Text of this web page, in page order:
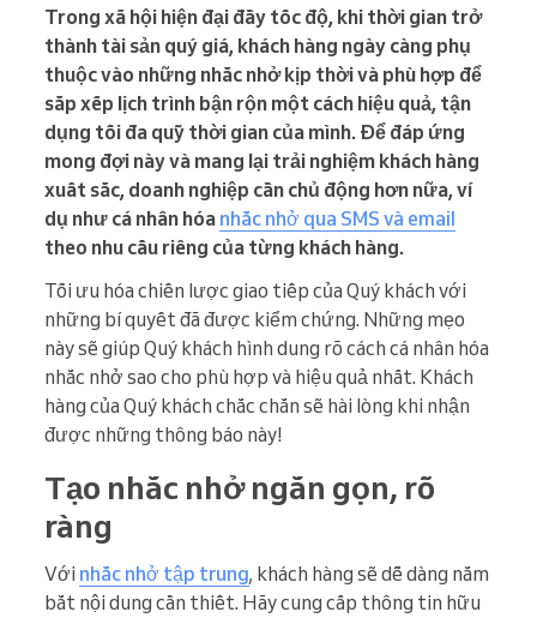
Trong xã hội hiện đại đầy tốc độ, khi thời gian trở
thành tài sản quý giá, khách hàng ngày càng phụ
thuộc vào những nhắc nhở kịp thời và phù hợp để
sắp xếp lịch trình bận rộn một cách hiệu quả, tận
dụng tối đa quỹ thời gian của mình. Để đáp ứng
mong đợi này và mang lại trải nghiệm khách hàng
xuất sắc, doanh nghiệp cần chủ động hơn nữa, ví
dụ như cá nhân hóa nhắc nhở qua SMS và email
theo nhu cầu riêng của từng khách hàng.
Tối ưu hóa chiến lược giao tiếp của Quý khách với
những bí quyết đã được kiểm chứng. Những mẹo
này sẽ giúp Quý khách hình dung rõ cách cá nhân hóa
nhắc nhở sao cho phù hợp và hiệu quả nhất. Khách
hàng của Quý khách chắc chắn sẽ hài lòng khi nhận
được những thông báo này!
Tạo nhắc nhở ngắn gọn, rõ
ràng
Với nhắc nhở tập trung, khách hàng sẽ dễ dàng nắm
bắt nội dung cần thiết. Hãy cung cấp thông tin hữu